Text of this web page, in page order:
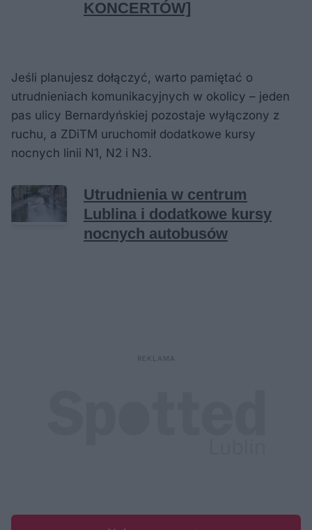
Jeśli planujesz dołączyć, warto pamiętać o
utrudnieniach komunikacyjnych w okolicy – jeden
pas ulicy Bernardyńskiej pozostaje wyłączony z
ruchu, a ZDiTM uruchomił dodatkowe kursy
nocnych linii N1, N2 i N3.